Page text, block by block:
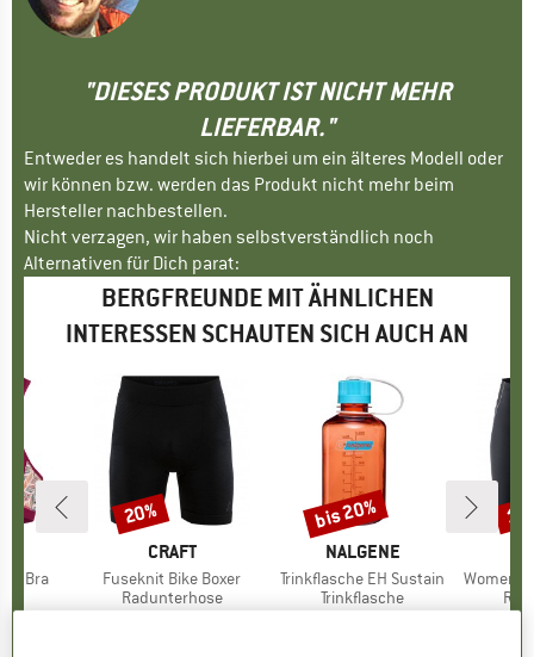
"DIESES PRODUKT IST NICHT MEHR
LIEFERBAR."
Entweder es handelt sich hierbei um ein älteres Modell oder
wir können bzw. werden das Produkt nicht mehr beim
Hersteller nachbestellen.
Nicht verzagen, wir haben selbstverständlich noch
Alternativen für Dich parat:
BERGFREUNDE MIT ÄHNLICHEN
INTERESSEN SCHAUTEN SICH AUCH AN
Bra
Preis
€
MARKE
CRAFT
Artikel
Fuseknit Bike Boxer
Produktgruppe
Radunterhose
Rabatt
20%
MARKE
NALGENE
Artikel
Trinkflasche EH Sustain
Produktgruppe
Trinkflasche
Rabatt
bis 20%
Artikel
Women's